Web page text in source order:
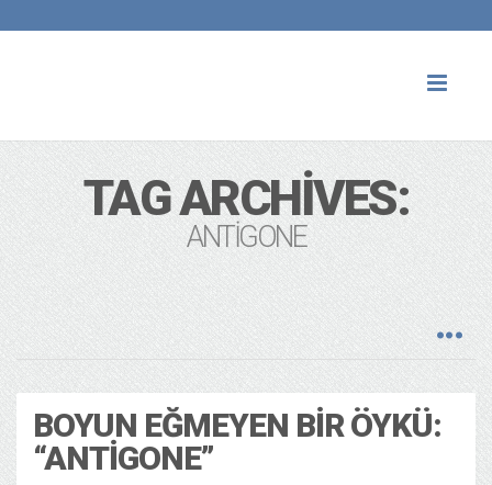
TAG ARCHIVES:
ANTIGONE
BOYUN EĞMEYEN BIR ÖYKÜ:
“ANTIGONE”